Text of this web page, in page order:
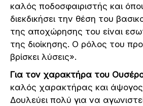
καλός ποδοσφαιριστής και
διεκδικήσει την θέση του
της αποχώρησης του είναι
της διοίκησης. Ο ρόλος του
βρίσκει λύσεις».
Για τον χαρακτήρα του
καλός χαρακτήρας και
Δουλεύει πολύ για να